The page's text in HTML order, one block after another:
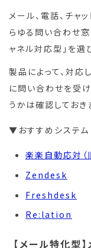
メール、電話、チャ
らゆる問い合わせ
ャネル対応型」を選
製品によって、対応
に問い合わせを受
うかは確認しておき
▼おすすめシステム
楽楽自動応対（
Zendesk
Freshdesk
Re:lation
【メール特化型